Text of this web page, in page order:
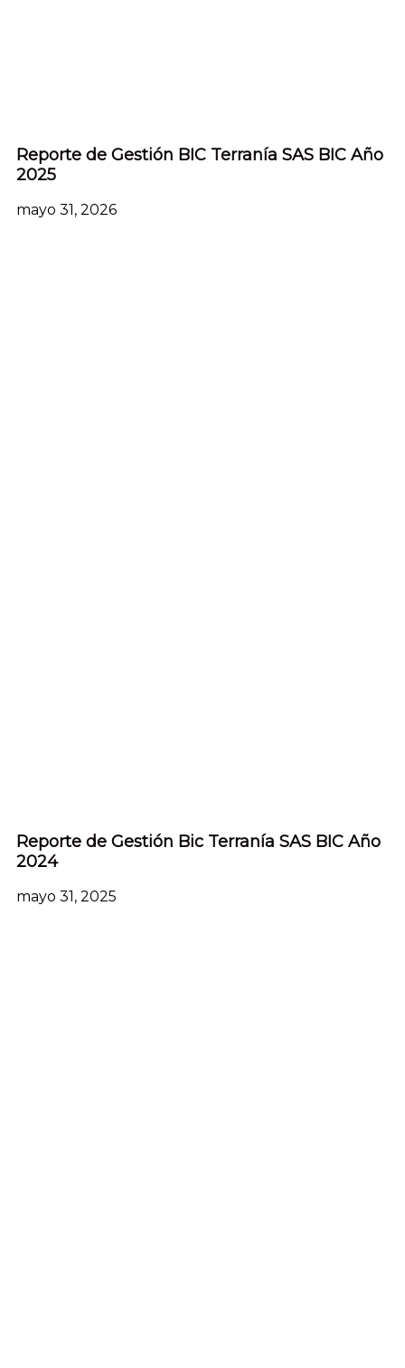
Reporte de Gestión BIC Terranía SAS BIC Año
2025
mayo 31, 2026
Reporte de Gestión Bic Terranía SAS BIC Año
2024
mayo 31, 2025